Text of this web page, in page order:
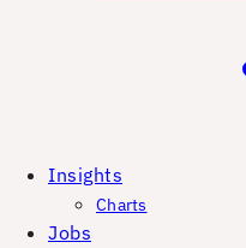
Insights
Charts
Jobs